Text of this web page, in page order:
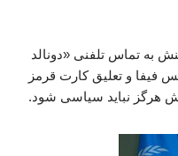
به تماس تلفنی «دونالد
فیفا و تعلیق کارت قرمز
هرگز نباید سیاسی شود.